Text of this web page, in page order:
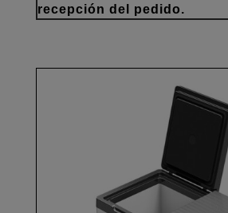
recepción del pedido.